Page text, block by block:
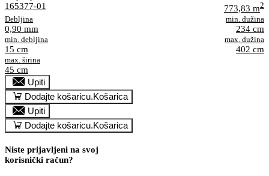
165377-01 773,83 m2
Debljina
0,90 mm
min. dužina
234 cm
min. debljina
15 cm
max. dužina
402 cm
max. širina
45 cm
Upiti
Dodajte košaricu.Košarica
Upiti
Dodajte košaricu.Košarica
Niste prijavljeni na svoj
korisnički račun?